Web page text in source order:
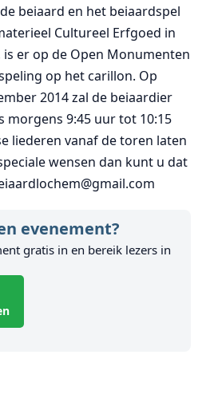
beiaard en het beiaardspel
Cultureel Erfgoed in
is er op de Open Monumenten
op het carillon. Op
2014 zal de beiaardier
morgens 9:45 uur tot 10:15
liederen vanaf de toren laten
wensen dan kunt u dat
evenement?
gratis in en bereik lezers in